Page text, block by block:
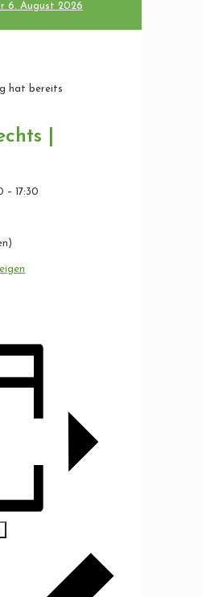
6. August 2026
hat bereits
|
– 17:30